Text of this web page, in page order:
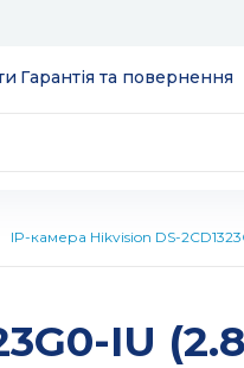
Гарантія та повернення
IP-камера Hikvision DS-
IU